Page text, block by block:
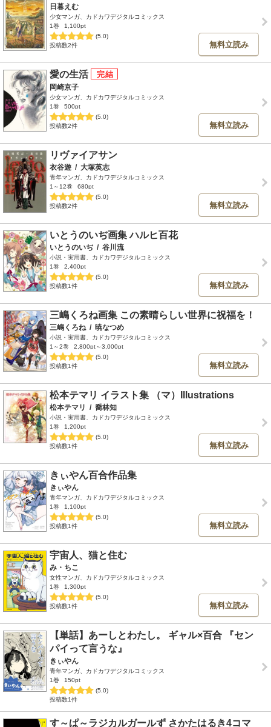
日暮えむ
少女マンガ、カドカワデジタルコミックス
1巻
1,100pt
(5.0)
投稿数2件
無料立読み
愛の生活
岡崎京子
少女マンガ、カドカワデジタルコミックス
1巻
500pt
(5.0)
投稿数2件
無料立読み
リヴァイアサン
衣谷遊 / 大塚英志
青年マンガ、カドカワデジタルコミックス
1～12巻
680pt
(5.0)
投稿数2件
無料立読み
いとうのいぢ画集 ハルヒ百花
いとうのいぢ / 谷川流
小説・実用書、カドカワデジタルコミックス
1巻
2,400pt
(5.0)
投稿数1件
無料立読み
三嶋くろね画集 この素晴らしい世界に祝福を！
三嶋くろね / 暁なつめ
小説・実用書、カドカワデジタルコミックス
1～2巻
2,800pt～3,000pt
(5.0)
投稿数1件
無料立読み
松本テマリ イラスト集 （マ）Illustrations
松本テマリ / 喬林知
小説・実用書、カドカワデジタルコミックス
1巻
1,200pt
(5.0)
投稿数1件
無料立読み
きぃやん百合作品集
きぃやん
青年マンガ、カドカワデジタルコミックス
1巻
1,100pt
(5.0)
投稿数1件
無料立読み
宇宙人、猫と住む
み・ちこ
女性マンガ、カドカワデジタルコミックス
1巻
1,300pt
(5.0)
投稿数1件
無料立読み
【単話】あーしとわたし。 ギャル×百合 『セン
パイって言うな』
きぃやん
青年マンガ、カドカワデジタルコミックス
1巻
150pt
(5.0)
投稿数1件
す～ぱ～ラジカルガールず さかたはるき4コマ